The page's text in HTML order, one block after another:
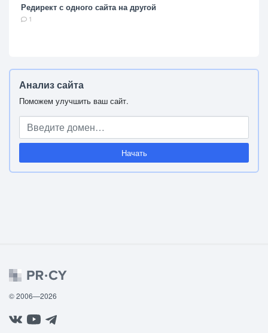
Редирект с одного сайта на другой
1
Анализ сайта
Поможем улучшить ваш сайт.
Начать
© 2006—2026